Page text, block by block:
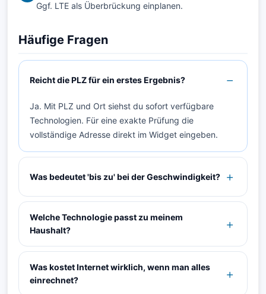
Ggf. LTE als Überbrückung einplanen.
Häufige Fragen
Reicht die PLZ für ein erstes Ergebnis?
Ja. Mit PLZ und Ort siehst du sofort verfügbare
Technologien. Für eine exakte Prüfung die
vollständige Adresse direkt im Widget eingeben.
Was bedeutet 'bis zu' bei der Geschwindigkeit?
Welche Technologie passt zu meinem
Haushalt?
Was kostet Internet wirklich, wenn man alles
einrechnet?